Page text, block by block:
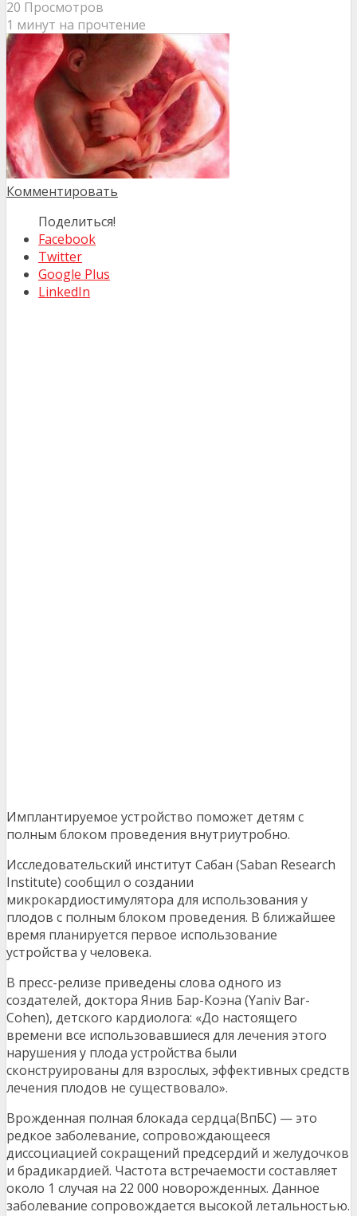
20 Просмотров
1 минут на прочтение
Комментировать
Поделиться!
Facebook
Twitter
Google Plus
LinkedIn
Имплантируемое устройство поможет детям с
полным блоком проведения внутриутробно.
Исследовательский институт Сабан (Saban Research
Institute) сообщил о создании
микрокардиостимулятора для использования у
плодов с полным блоком проведения. В ближайшее
время планируется первое использование
устройства у человека.
В пресс-релизе приведены слова одного из
создателей, доктора Янив Бар-Коэна (Yaniv Bar-
Cohen), детского кардиолога: «До настоящего
времени все использовавшиеся для лечения этого
нарушения у плода устройства были
сконструированы для взрослых, эффективных средств
лечения плодов не существовало».
Врожденная полная блокада сердца(ВпБС) — это
редкое заболевание, сопровождающееся
диссоциацией сокращений предсердий и желудочков
и брадикардией. Частота встречаемости составляет
около 1 случая на 22 000 новорожденных. Данное
заболевание сопровождается высокой летальностью.